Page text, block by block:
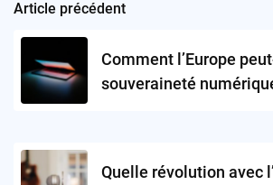
Post
navigation
Article précédent
Comment l’Europe
souveraineté
Quelle révolution avec